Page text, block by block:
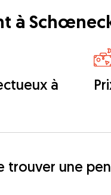
à
à
trouver une